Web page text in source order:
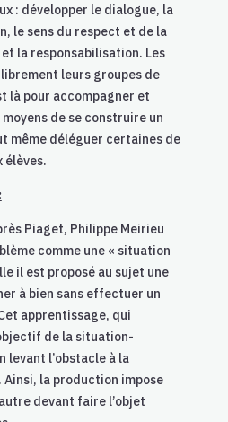
: développer le dialogue, la
le sens du respect et de la
la responsabilisation. Les
leurs groupes de
là pour accompagner et
de se construire un
même déléguer certaines de
élèves.
Piaget, Philippe Meirieu
comme une « situation
il est proposé au sujet une
à bien sans effectuer un
apprentissage, qui
de la situation-
levant l’obstacle à la
la production impose
devant faire l’objet